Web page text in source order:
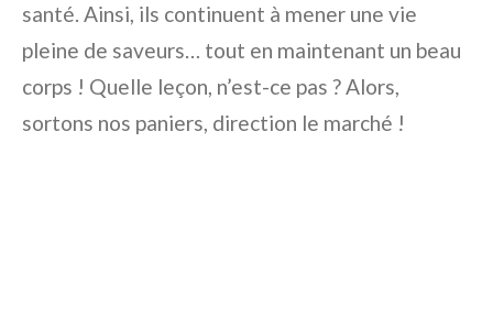
santé. Ainsi, ils continuent à mener une vie
pleine de saveurs… tout en maintenant un beau
corps ! Quelle leçon, n’est-ce pas ? Alors,
sortons nos paniers, direction le marché !